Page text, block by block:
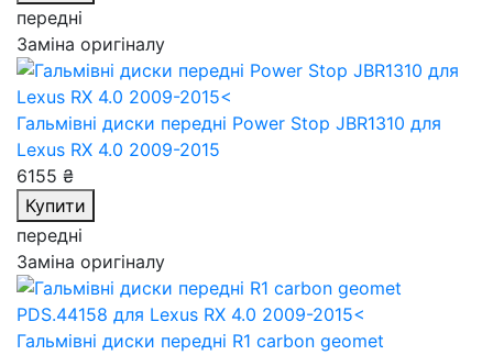
передні
Заміна оригіналу
Гальмівні диски передні Power Stop JBR1310 для
Lexus RX 4.0 2009-2015
6155 ₴
Купити
передні
Заміна оригіналу
Гальмівні диски передні R1 carbon geomet